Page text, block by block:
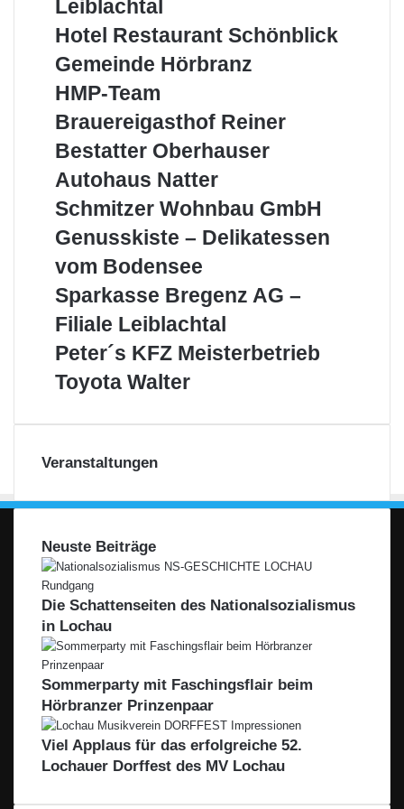
Leiblachtal
Leiblachtal
Hotel
Schönblick
Hotel Restaurant Schönblick
Gemeinde
Gemeinde Hörbranz
HMP-
HMP-Team
Brauereigasthof
Brauereigasthof Reiner
Bestatter
Bestatter Oberhauser
Autohaus
Autohaus Natter
Schmitzer
GmbH
Schmitzer Wohnbau GmbH
Genusskiste
Delikatessen
vom
Bodensee
Genusskiste – Delikatessen
vom Bodensee
Sparkasse
Bregenz
AG
–
Leiblachtal
Sparkasse Bregenz AG –
Filiale Leiblachtal
Peter
KFZ
Peter´s KFZ Meisterbetrieb
Toyota
Walter
Toyota Walter
Veranstaltungen
Neuste Beiträge
Die Schattenseiten des Nationalsozialismus
in Lochau
Sommerparty mit Faschingsflair beim
Hörbranzer Prinzenpaar
Viel Applaus für das erfolgreiche 52.
Lochauer Dorffest des MV Lochau